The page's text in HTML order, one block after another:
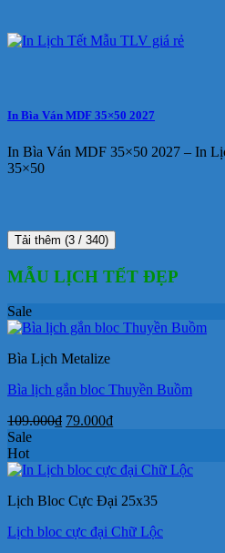
In Bìa Ván MDF 35×50 2027
In Bìa Ván MDF 35×50 2027 – In
35×50
Tải thêm (3 / 340)
MẪU LỊCH TẾT ĐẸP
Sale
Bìa Lịch Metalize
Bìa lịch gắn bloc Thuyền Buồm
109.000₫ Giá
109.000₫.
79.000₫Giá
là:
Sale
Hot
Lịch Bloc Cực Đại 25x35
Lịch bloc cực đại Chữ Lộc